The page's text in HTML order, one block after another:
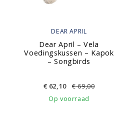
DEAR APRIL
Dear April – Vela
Voedingskussen – Kapok
– Songbirds
€ 62,10 €69,00
Op voorraad